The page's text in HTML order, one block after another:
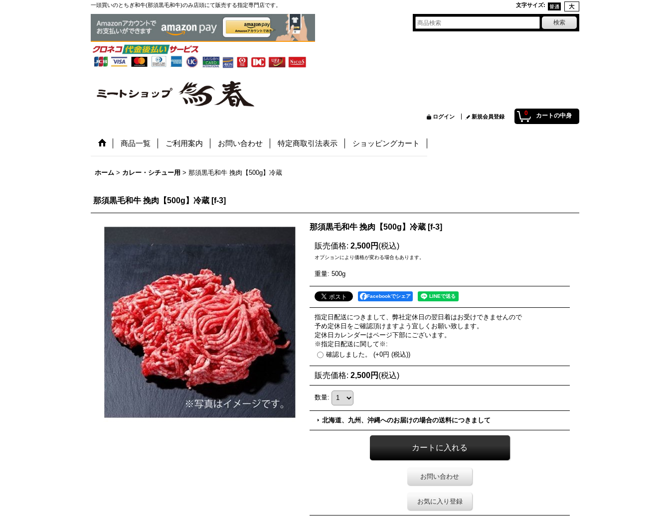
一頭買いのとちぎ和牛(那須黒毛和牛)のみ店頭にて販売する指定専門店です。 文字サイズ:
0 カートの中身
ログイン 新規会員登録
商品一覧 ご利用案内 お問い合わせ 特定商取引法表示 ショッピングカート
ホーム > カレー・シチュー用 > 那須黒毛和牛 挽肉【500g】冷蔵
那須黒毛和牛 挽肉【500g】冷蔵 [f-3]
那須黒毛和牛 挽肉【500g】冷蔵 [f-3]
販売価格: 2,500円 (税込)
オプションにより価格が変わる場合もあります。
重量: 500g
Facebookでシェア
指定日配送につきまして、弊社定休日の翌日着はお受けできませんので
予め定休日をご確認頂けますよう宜しくお願い致します。
定休日カレンダーはページ下部にございます。
※指定日配送に関して※ :
確認しました。 (+0円 (税込))
販売価格: 2,500円 (税込)
数量:
北海道、九州、沖縄へのお届けの場合の送料につきまして
お問い合わせ
お気に入り登録